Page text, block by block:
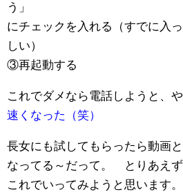
う」
にチェックを入れる（すでに入
しい）
③再起動する
これでダメなら電話しようと、
速くなった（笑）
長女にも試してもらったら動画
なってる～だって。 とりあえ
これでいってみようと思います